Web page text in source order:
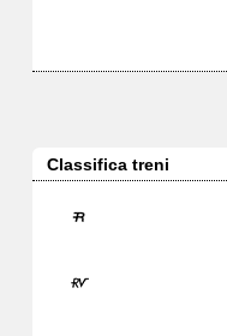
Classifica treni